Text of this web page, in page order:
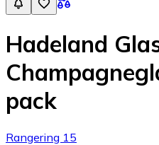
Hadeland
pack
Rangering 15